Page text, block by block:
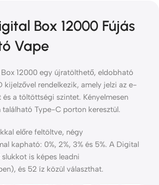
Box 12000 Fújás
Vape
12000 egy újratölthető, eldobható
kijelzővel rendelkezik, amely jelzi az e-
a töltöttségi szintet. Kényelmesen
Type-C porton keresztül.
előre feltöltve, négy
kapható: 0%, 2%, 3% és 5%. A Digital
is képes leadni
és 52 íz közül választhat.